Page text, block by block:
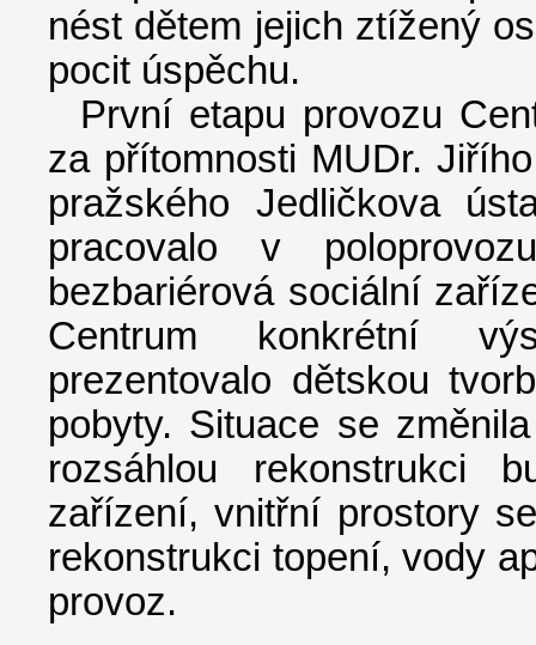
nést dětem jejich ztížený
pocit úspěchu.
První etapu provozu
za přítomnosti MUDr.
pražského Jedličkova
pracovalo v
bezbariérová sociální
Centrum konkrétní
prezentovalo dětskou
pobyty. Situace se
rozsáhlou rekonstrukci
zařízení, vnitřní prostory
rekonstrukci topení, vody
provoz.